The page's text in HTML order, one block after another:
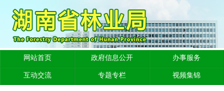
网站首页 政府信息公开 办事服务
互动交流 专题专栏 视频集锦